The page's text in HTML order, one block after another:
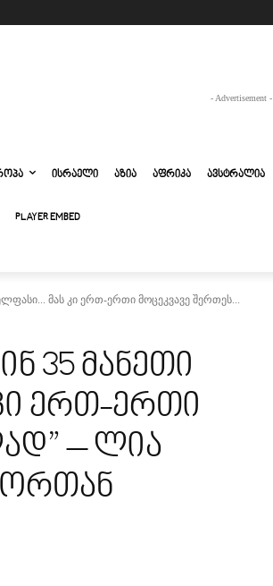
- Advertisement -
ᲘᲡᲠᲐᲔᲚᲘ ᲐᲖᲘᲐ ᲐᲤᲠᲘᲙᲐ ᲐᲕᲡᲢᲠᲐᲚᲘᲐ
PLAYER EMBED
მას კი ერთ-ერთი მოცეკვავე შერთეს...
35 მანეთი
ერთ-ერთი
– ლია